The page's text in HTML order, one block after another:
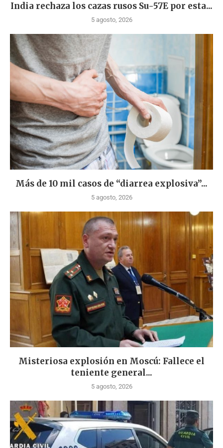
India rechaza los cazas rusos Su-57E por esta...
5 agosto, 2026
Más de 10 mil casos de “diarrea explosiva”...
5 agosto, 2026
Misteriosa explosión en Moscú: Fallece el
teniente general...
5 agosto, 2026